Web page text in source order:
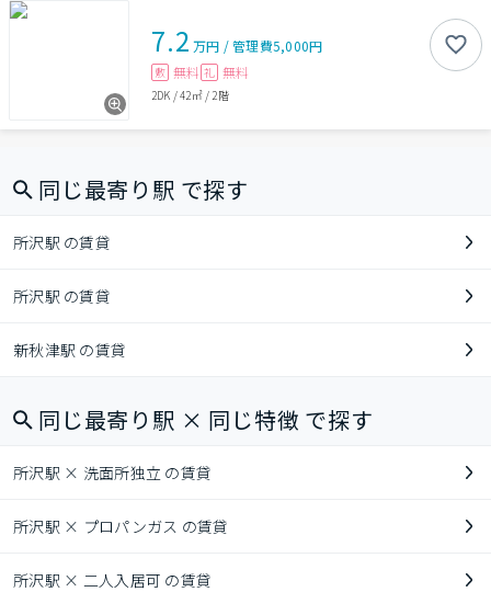
7.2 万円 /管理費5,000円
敷 無料 礼 無料
2DK /42㎡/ 2階
同じ最寄り駅 で探す
所沢駅 の賃貸
所沢駅 の賃貸
新秋津駅 の賃貸
同じ最寄り駅 × 同じ特徴 で探す
所沢駅 × 洗面所独立 の賃貸
所沢駅 × プロパンガス の賃貸
所沢駅 × 二人入居可 の賃貸